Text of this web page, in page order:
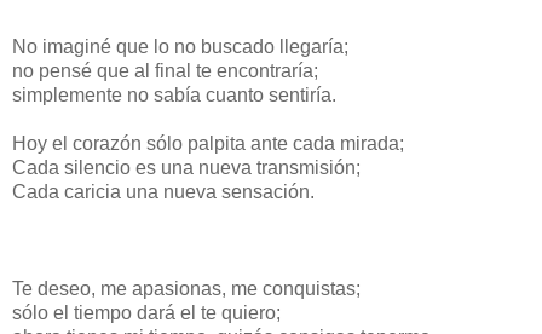
No imaginé que lo no buscado llegaría;
no pensé que al final te encontraría;
simplemente no sabía cuanto sentiría.
Hoy el corazón sólo palpita ante cada mirada;
Cada silencio es una nueva transmisión;
Cada caricia una nueva sensación.
Te deseo, me apasionas, me conquistas;
sólo el tiempo dará el te quiero;